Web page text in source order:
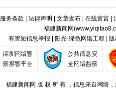
服务条款 法律声明 文章发布| 在线留言|
福建新闻网(
有害短信息举报 | 阳光·绿色网络工程 |
福建新闻网 版 权 所 有 ，信息来自网络